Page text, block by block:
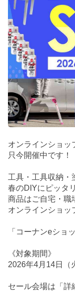
オンラインショッ
只今開催中です！
工具・工具収納・
春のDIYにピッタ
商品はご自宅・職
オンラインショッ
「コーナンeショ
《対象期間》
2026年4月14日（
セール会場は「詳